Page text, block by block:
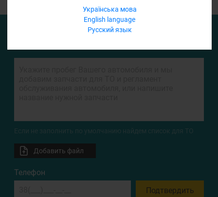
Українська мова
English language
Русский язык
Если не заполнить по умолчанию найдем список для ТО
Добавить файл
Телефон
Подтвердить